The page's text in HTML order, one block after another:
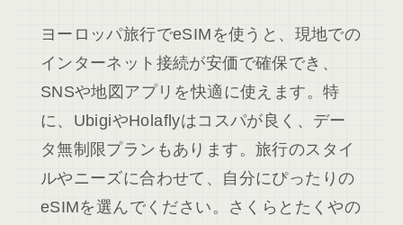
ヨーロッパ旅行でeSIMを使うと、現地での
インターネット接続が安価で確保でき、
SNSや地図アプリを快適に使えます。特
に、UbigiやHolaflyはコスパが良く、デー
タ無制限プランもあります。旅行のスタイ
ルやニーズに合わせて、自分にぴったりの
eSIMを選んでください。さくらとたくやの